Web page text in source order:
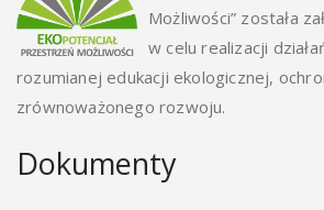
Możliwości” została
w celu realizacji
rozumianej edukacji ekologicznej,
zrównoważonego rozwoju.
Dokumenty